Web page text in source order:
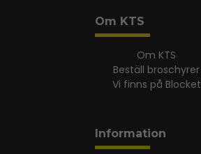
Om KTS
Om KTS
Beställ broschyrer
Vi finns på Blocket
Information